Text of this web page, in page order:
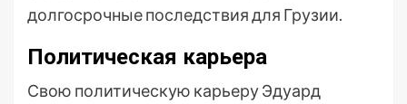
долгосрочные последствия для Грузии.
Политическая карьера
Свою политическую карьеру Эдуард